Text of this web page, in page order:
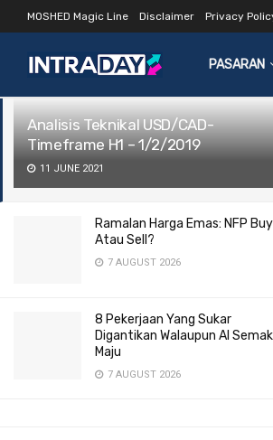
LATEST TRENDING
Analisis Teknikal USD/CAD-
Timeframe H1 – 1/2/2019
11 JUNE 2021
Ramalan Harga Emas: NFP Buy
Atau Sell?
7 AUGUST 2026
8 Pekerjaan Yang Sukar
Digantikan Walaupun AI
Maju
7 AUGUST 2026
MOSHED Magic Line Disclaimer Privacy
PASARAN